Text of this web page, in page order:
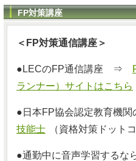
FP対策講座
＜FP対策通信講座＞
●LECのFP通信講座 ⇒
ランナー）サイトはこちら
●日本FP協会認定教育機
技能士
（資格対策ドットコ
●通勤中に音声学習する